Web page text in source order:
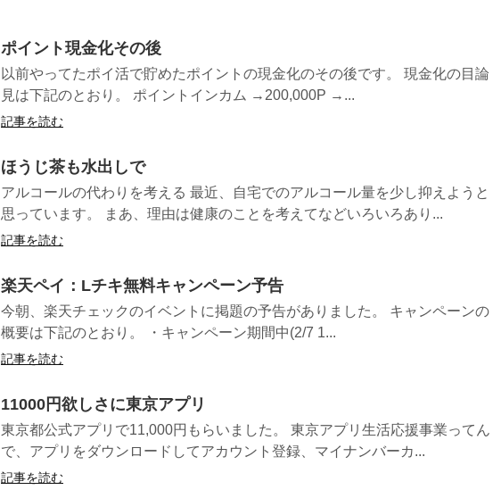
ポイント現金化その後
以前やってたポイ活で貯めたポイントの現金化のその後です。 現金化の目論
見は下記のとおり。 ポイントインカム →200,000P →...
記事を読む
ほうじ茶も水出しで
アルコールの代わりを考える 最近、自宅でのアルコール量を少し抑えようと
思っています。 まあ、理由は健康のことを考えてなどいろいろあり...
記事を読む
楽天ペイ：Lチキ無料キャンペーン予告
今朝、楽天チェックのイベントに掲題の予告がありました。 キャンペーンの
概要は下記のとおり。 ・キャンペーン期間中(2/7 1...
記事を読む
11000円欲しさに東京アプリ
東京都公式アプリで11,000円もらいました。 東京アプリ生活応援事業ってん
で、アプリをダウンロードしてアカウント登録、マイナンバーカ...
記事を読む